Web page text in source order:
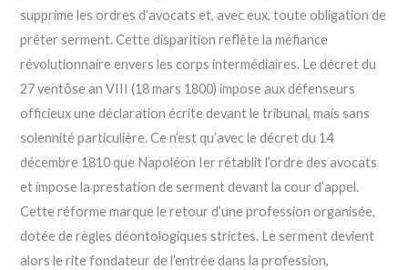
supprime les ordres d’avocats et, avec eux, toute obligation de
prêter serment. Cette disparition reflète la méfiance
révolutionnaire envers les corps intermédiaires. Le décret du
27 ventôse an VIII (18 mars 1800) impose aux défenseurs
officieux une déclaration écrite devant le tribunal, mais sans
solennité particulière. Ce n’est qu’avec le décret du 14
décembre 1810 que Napoléon Ier rétablit l’ordre des avocats
et impose la prestation de serment devant la cour d’appel.
Cette réforme marque le retour d’une profession organisée,
dotée de règles déontologiques strictes. Le serment devient
alors le rite fondateur de l’entrée dans la profession,